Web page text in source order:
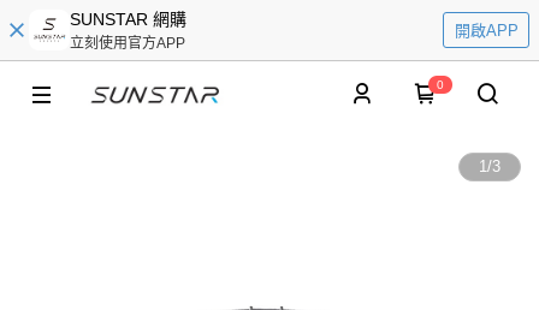
SUNSTAR 網購
立刻使用官方APP
開啟APP
0
1/3